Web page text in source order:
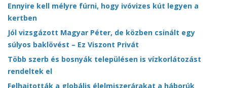
Ennyire kell mélyre fúrni, hogy ivóvizes kút legyen a
kertben
Jól vizsgázott Magyar Péter, de közben csinált egy
súlyos baklövést – Ez Viszont Privát
Több szerb és bosnyák településen is vízkorlátozást
rendeltek el
Felhajtották a globális élelmiszerárakat a háborúk